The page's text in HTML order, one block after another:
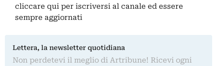
cliccare qui per iscriversi al canale ed essere
sempre aggiornati
Lettera, la newsletter quotidiana
Non perdetevi il meglio di Artribune! Ricevi ogni